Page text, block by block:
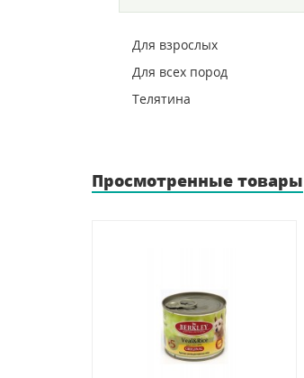
Для взрослых
Для всех пород
Телятина
Просмотренные товары